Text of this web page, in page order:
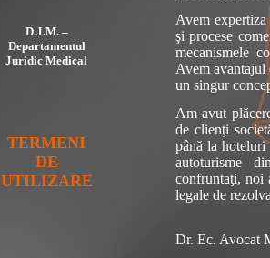
D.J.M. –
Departamentul
Juridic Medical
TERMENI
DE
UTILIZARE
Avem expertiza
şi procese
mecanismele
Avem avantajul
un singur
Am avut
de clienţi
până la
autoturisme
confruntaţi, noi
legale de
Dr. Ec. Avocat